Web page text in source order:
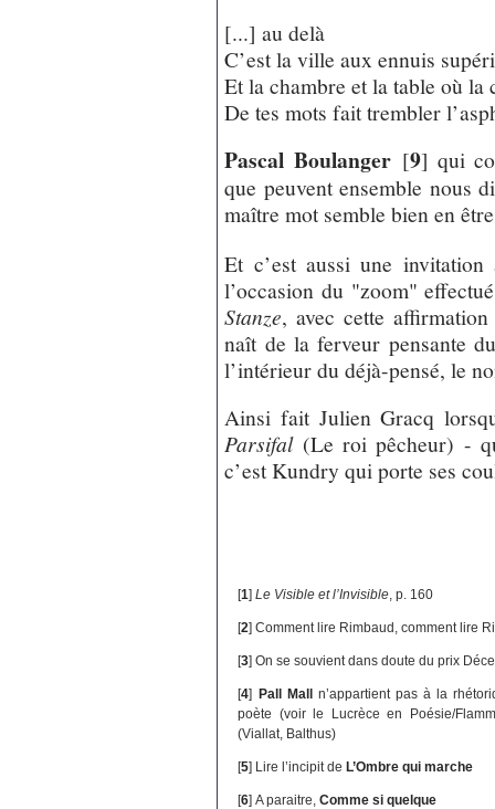
[...] au delà
C’est la ville aux ennuis
Et la chambre et la table où la
De tes mots fait trembler
Pascal Boulanger[9] qui
que peuvent ensemble nous
maître mot semble bien en
Et c’est aussi une
l’occasion du "zoom"
Stanze, avec cette
naît de la ferveur pensante
l’intérieur du déjà-pensé, le
Ainsi fait Julien Gracq
Parsifal(Le roi pêcheur) -
c’est Kundry qui porte ses
[1]Le Visible et l’Invisible , p. 160
[2]Comment lire Rimbaud, comment lire
[3]On se souvient dans doute du prix
[4] Pall Malln’appartient pas à la
poète (voir le Lucrèce en Poésie/
(Viallat, Balthus)
[5] Lire l’incipit deL’Ombre qui marche
[6]A paraitre,Comme si quelque